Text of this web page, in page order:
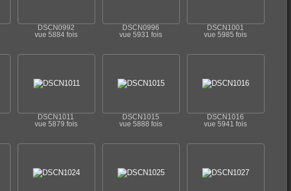
DSCN0992
vue 5884 fois
DSCN0996
vue 5931 fois
DSCN1001
vue 5985 fois
DSCN1011
vue 5879 fois
DSCN1015
vue 5888 fois
DSCN1016
vue 5941 fois